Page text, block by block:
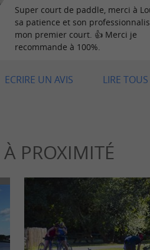
Super court de paddle, merci à
sa patience et son
mon premier court. 👍 Merci je
recommande à 100%.
LIRE
ECRIRE UN AVIS
À PROXIMITÉ